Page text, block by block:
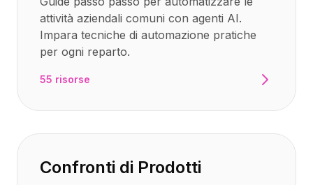
Benchmarks
Modelli
Integrazioni
AI Lab
AI Trends
AI Directory
AI Pricing Index
AI Leaderboard
AI Models
attività aziendali comuni con agenti AI.
Impara tecniche di automazione pratiche
per ogni reparto.
55 risorse
Confronti di Prodotti